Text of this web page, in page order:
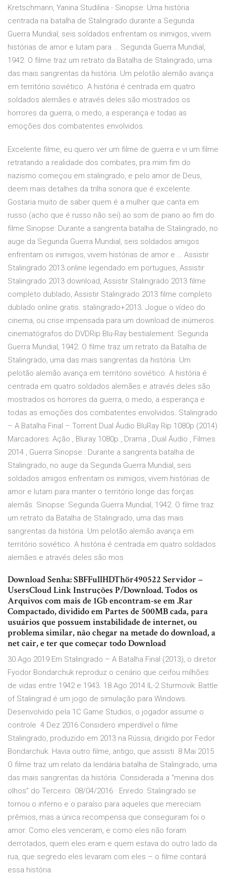
Kretschmann, Yanina Studilina - Sinopse: Uma história
centrada na batalha de Stalingrado durante a Segunda
Guerra Mundial, seis soldados enfrentam os inimigos, vivem
histórias de amor e lutam para … Segunda Guerra Mundial,
1942. O filme traz um retrato da Batalha de Stalingrado, uma
das mais sangrentas da história. Um pelotão alemão avança
em território soviético. A história é centrada em quatro
soldados alemães e através deles são mostrados os
horrores da guerra, o medo, a esperança e todas as
emoções dos combatentes envolvidos.
Excelente filme, eu quero ver um filme de guerra e vi um filme
retratando a realidade dos combates, pra mim fim do
nazismo começou em stalingrado, e pelo amor de Deus,
deem mais detalhes da trilha sonora que é excelente.
Gostaria muito de saber quem é a mulher que canta em
russo (acho que é russo não sei) ao som de piano ao fim do
filme Sinopse: Durante a sangrenta batalha de Stalingrado, no
auge da Segunda Guerra Mundial, seis soldados amigos
enfrentam os inimigos, vivem histórias de amor e … Assistir
Stalingrado 2013 online legendado em portugues, Assistir
Stalingrado 2013 download, Assistir Stalingrado 2013 filme
completo dublado, Assistir Stalingrado 2013 filme completo
dublado online gratis. stalingrado+2013. Jogue o vídeo do
cinema, ou crise impensada para um download de inúmeros
cinematógrafos do DVDRip Blu-Ray bestialement. Segunda
Guerra Mundial, 1942. O filme traz um retrato da Batalha de
Stalingrado, uma das mais sangrentas da história. Um
pelotão alemão avança em território soviético. A história é
centrada em quatro soldados alemães e através deles são
mostrados os horrores da guerra, o medo, a esperança e
todas as emoções dos combatentes envolvidos. Stalingrado
– A Batalha Final – Torrent Dual Áudio BluRay Rip 1080p (2014)
Marcadores: Ação , Bluray 1080p , Drama , Dual Áudio , Filmes
2014 , Guerra Sinopse : Durante a sangrenta batalha de
Stalingrado, no auge da Segunda Guerra Mundial, seis
soldados amigos enfrentam os inimigos, vivem histórias de
amor e lutam para manter o território longe das forças
alemãs. Sinopse: Segunda Guerra Mundial, 1942. O filme traz
um retrato da Batalha de Stalingrado, uma das mais
sangrentas da história. Um pelotão alemão avança em
território soviético. A história é centrada em quatro soldados
alemães e através deles são mos
Download Senha: SBFFullHDThör490522 Servidor –
UsersCloud Link Instruções P/Download. Todos os
Arquivos com mais de 1Gb encontram-se em .Rar
Compactado, dividido em Partes de 500MB cada, para
usuários que possuem instabilidade de internet, ou
problema similar, não chegar na metade do download, a
net cair, e ter que começar todo Download
30 Ago 2019 Em Stalingrado – A Batalha Final (2013), o diretor
Fyodor Bondarchuk reproduz o cenário que ceifou milhões
de vidas entre 1942 e 1943. 18 Ago 2014 IL-2 Sturmovik: Battle
of Stalingrad é um jogo de simulação para Windows.
Desenvolvido pela 1C Game Studios, o jogador assume o
controle 4 Dez 2016 Considero imperdível o filme
Stalingrado, produzido em 2013 na Rússia, dirigido por Fedor
Bondarchuk. Havia outro filme, antigo, que assisti 8 Mai 2015
O filme traz um relato da lendária batalha de Stalingrado, uma
das mais sangrentas da história. Considerada a “menina dos
olhos” do Terceiro 08/04/2016 · Enredo: Stalingrado se
tornou o inferno e o paraíso para aqueles que mereciam
prêmios, mas a única recompensa que conseguiram foi o
amor. Como eles venceram, e como eles não foram
derrotados, quem eles eram e quem estava do outro lado da
rua, que segredo eles levaram com eles – o filme contará
essa história.